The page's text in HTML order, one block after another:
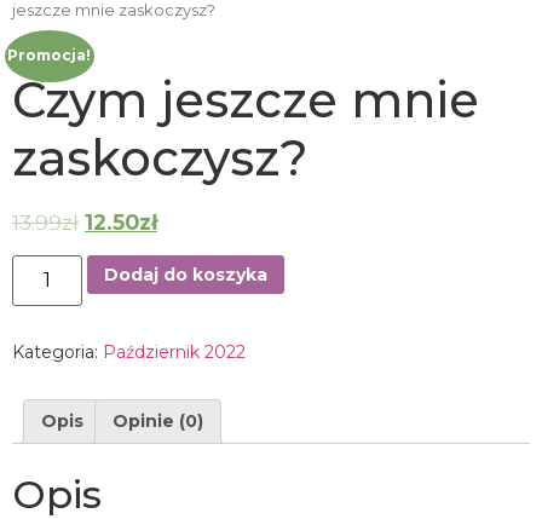
jeszcze mnie zaskoczysz?
Promocja!
Czym jeszcze mnie
zaskoczysz?
13.99zł 12.50zł
Dodaj do koszyka
Kategoria: Październik 2022
Opis Opinie (0)
Opis